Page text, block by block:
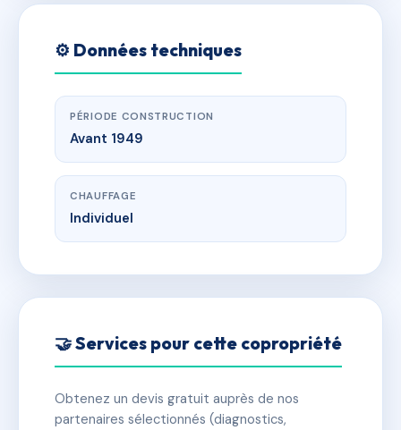
⚙️ Données techniques
PÉRIODE CONSTRUCTION
Avant 1949
CHAUFFAGE
Individuel
🤝 Services pour cette copropriété
Obtenez un devis gratuit auprès de nos
partenaires sélectionnés (diagnostics,